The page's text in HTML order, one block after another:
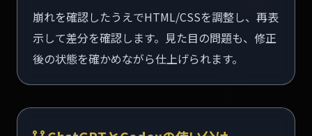
崩れを確認したうえでHTML/CSSを調整し、再表
示して差分を確認します。見た目の問題も、修正
後の状態を確かめながら仕上げられます。